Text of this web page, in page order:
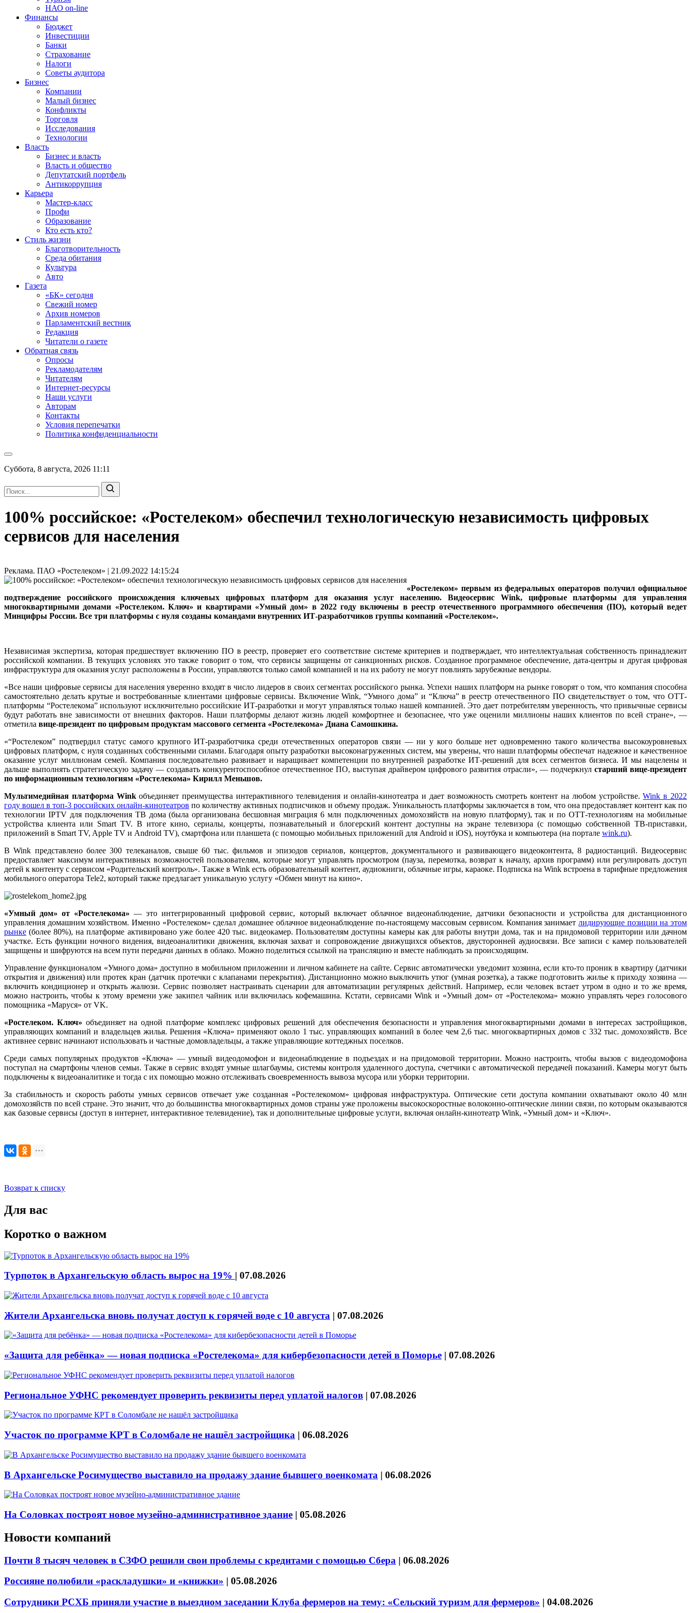
НАО on-line
Финансы
Бюджет
Инвестиции
Банки
Страхование
Налоги
Советы аудитора
Бизнес
Компании
Малый бизнес
Конфликты
Торговля
Исследования
Технологии
Власть
Бизнес и власть
Власть и общество
Депутатский портфель
Антикоррупция
Карьера
Мастер-класс
Профи
Образование
Кто есть кто?
Стиль жизни
Благотворительность
Среда обитания
Культура
Авто
Газета
«БК» сегодня
Свежий номер
Архив номеров
Парламентский вестник
Редакция
Читатели о газете
Обратная связь
Опросы
Рекламодателям
Читателям
Интернет-ресурсы
Наши услуги
Авторам
Контакты
Условия перепечатки
Политика конфиденциальности
Суббота, 8 августа, 2026 11:11
100% российское: «Ростелеком» обеспечил технологическую независимость цифровых
сервисов для населения
Реклама. ПАО «Ростелеком» | 21.09.2022 14:15:24
«Ростелеком» первым из федеральных операторов получил официальное
подтверждение российского происхождения ключевых цифровых платформ для оказания услуг населению. Видеосервис Wink, цифровые платформы для управления
многоквартирными домами «Ростелеком. Ключ» и квартирами «Умный дом» в 2022 году включены в реестр отечественного программного обеспечения (ПО), который ведет
Минцифры России. Все три платформы с нуля созданы командами внутренних ИТ-разработчиков группы компаний «Ростелеком».
Независимая экспертиза, которая предшествует включению ПО в реестр, проверяет его соответствие системе критериев и подтверждает, что интеллектуальная собственность принадлежит
российской компании. В текущих условиях это также говорит о том, что сервисы защищены от санкционных рисков. Созданное программное обеспечение, дата-центры и другая цифровая
инфраструктура для оказания услуг расположены в России, управляются только самой компанией и на их работу не могут повлиять зарубежные вендоры.
«Все наши цифровые сервисы для населения уверенно входят в число лидеров в своих сегментах российского рынка. Успехи наших платформ на рынке говорят о том, что компания способна
самостоятельно делать крутые и востребованные клиентами цифровые сервисы. Включение Wink, “Умного дома” и “Ключа” в реестр отечественного ПО свидетельствует о том, что ОТТ-
платформы “Ростелекома” используют исключительно российские ИТ-разработки и могут управляться только нашей компанией. Это дает потребителям уверенность, что привычные сервисы
будут работать вне зависимости от внешних факторов. Наши платформы делают жизнь людей комфортнее и безопаснее, что уже оценили миллионы наших клиентов по всей стране», —
отметила вице-президент по цифровым продуктам массового сегмента «Ростелекома» Диана Самошкина.
«“Ростелеком” подтвердил статус самого крупного ИТ-разработчика среди отечественных операторов связи — ни у кого больше нет одновременно такого количества высокоуровневых
цифровых платформ, с нуля созданных собственными силами. Благодаря опыту разработки высоконагруженных систем, мы уверены, что наши платформы обеспечат надежное и качественное
оказание услуг миллионам семей. Компания последовательно развивает и наращивает компетенции по внутренней разработке ИТ-решений для всех сегментов бизнеса. И мы нацелены и
дальше выполнять стратегическую задачу — создавать конкурентоспособное отечественное ПО, выступая драйвером цифрового развития отрасли», — подчеркнул старший вице-президент
по информационным технологиям «Ростелекома» Кирилл Меньшов.
Мультимедийная платформа Winkобъединяет преимущества интерактивного телевидения и онлайн-кинотеатра и дает возможность смотреть контент на любом устройстве.Wink в 2022
году вошел в топ-3 российских онлайн-кинотеатров по количеству активных подписчиков и объему продаж. Уникальность платформы заключается в том, что она предоставляет контент как по
технологии IPTV для подключения ТВ дома (была организована бесшовная миграция 6 млн подключенных домохозяйств на новую платформу), так и по ОТТ-технологиям на мобильные
устройства клиента или Smart TV. В итоге кино, сериалы, концерты, познавательный и блогерский контент доступны на экране телевизора (с помощью собственной ТВ-приставки,
приложений в Smart TV, Apple TV и Android TV), смартфона или планшета (с помощью мобильных приложений для Android и iOS), ноутбука и компьютера (на портале wink.ru).
В Wink представлено более 300 телеканалов, свыше 60 тыс. фильмов и эпизодов сериалов, концертов, документального и развивающего видеоконтента, 8 радиостанций. Видеосервис
предоставляет максимум интерактивных возможностей пользователям, которые могут управлять просмотром (пауза, перемотка, возврат к началу, архив программ) или регулировать доступ
детей к контенту с сервисом «Родительский контроль». Также в Wink есть образовательный контент, аудиокниги, облачные игры, караоке. Подписка на Wink встроена в тарифные предложения
мобильного оператора Tele2, который также предлагает уникальную услугу «Обмен минут на кино».
«Умный дом» от «Ростелекома» — это интегрированный цифровой сервис, который включает облачное видеонаблюдение, датчики безопасности и устройства для дистанционного
управления домашним хозяйством. Именно «Ростелеком» сделал домашнее облачное видеонаблюдение по-настоящему массовым сервисом. Компания занимаетлидирующие позиции на этом
рынке (более 80%), на платформе активировано уже более 420 тыс. видеокамер. Пользователям доступны камеры как для работы внутри дома, так и на придомовой территории или дачном
участке. Есть функции ночного видения, видеоаналитики движения, включая захват и сопровождение движущихся объектов, двусторонней аудиосвязи. Все записи с камер пользователей
защищены и шифруются на всем пути передачи данных в облако. Можно поделиться ссылкой на трансляцию и вместе наблюдать за происходящим.
Управление функционалом «Умного дома» доступно в мобильном приложении и личном кабинете на сайте. Сервис автоматически уведомит хозяина, если кто-то проник в квартиру (датчики
открытия и движения) или протек кран (датчик протечки с клапанами перекрытия). Дистанционно можно выключить утюг (умная розетка), а также подготовить жилье к приходу хозяина —
включить кондиционер и открыть жалюзи. Сервис позволяет настраивать сценарии для автоматизации регулярных действий. Например, если человек встает утром в одно и то же время,
можно настроить, чтобы к этому времени уже закипел чайник или включилась кофемашина. Кстати, сервисами Wink и «Умный дом» от «Ростелекома» можно управлять через голосового
помощника «Маруся» от VK.
«Ростелеком. Ключ» объединяет на одной платформе комплекс цифровых решений для обеспечения безопасности и управления многоквартирными домами в интересах застройщиков,
управляющих компаний и владельцев жилья. Решения «Ключа» применяют около 1 тыс. управляющих компаний в более чем 2,6 тыс. многоквартирных домов с 332 тыс. домохозяйств. Все
активнее сервис начинают использовать и частные домовладельцы, а также управляющие коттеджных поселков.
Среди самых популярных продуктов «Ключа» — умный видеодомофон и видеонаблюдение в подъездах и на придомовой территории. Можно настроить, чтобы вызов с видеодомофона
поступал на смартфоны членов семьи. Также в сервис входят умные шлагбаумы, системы контроля удаленного доступа, счетчики с автоматической передачей показаний. Камеры могут быть
подключены к видеоаналитике и тогда с их помощью можно отслеживать своевременность вывоза мусора или уборки территории.
За стабильность и скорость работы умных сервисов отвечает уже созданная «Ростелекомом» цифровая инфраструктура. Оптические сети доступа компании охватывают около 40 млн
домохозяйств по всей стране. Это значит, что до большинства многоквартирных домов страны уже проложены высокоскоростные волоконно-оптические линии связи, по которым оказываются
как базовые сервисы (доступ в интернет, интерактивное телевидение), так и дополнительные цифровые услуги, включая онлайн-кинотеатр Wink, «Умный дом» и «Ключ».
Возврат к списку
Для вас
Коротко о важном
Турпоток в Архангельскую область вырос на 19% | 07.08.2026
Жители Архангельска вновь получат доступ к горячей воде с 10 августа | 07.08.2026
«Защита для ребёнка» — новая подписка «Ростелекома» для кибербезопасности детей в Поморье | 07.08.2026
Региональное УФНС рекомендует проверить реквизиты перед уплатой налогов | 07.08.2026
Участок по программе КРТ в Соломбале не нашёл застройщика | 06.08.2026
В Архангельске Росимущество выставило на продажу здание бывшего военкомата | 06.08.2026
На Соловках построят новое музейно-административное здание | 05.08.2026
Новости компаний
Почти 8 тысяч человек в СЗФО решили свои проблемы с кредитами с помощью Сбера | 06.08.2026
Россияне полюбили «раскладушки» и «книжки» | 05.08.2026
Сотрудники РСХБ приняли участие в выездном заседании Клуба фермеров на тему: «Сельский туризм для фермеров» | 04.08.2026